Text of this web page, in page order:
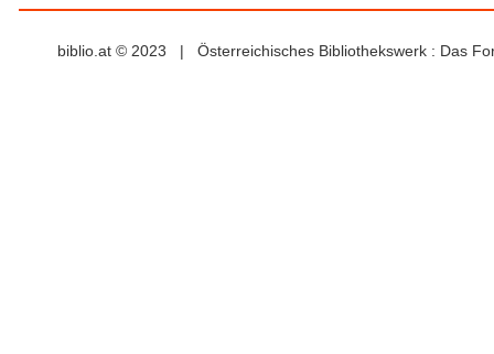
biblio.at © 2023 | Österreichisches Bibliothekswerk : Das